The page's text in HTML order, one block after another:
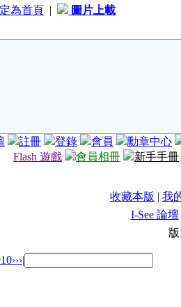
為首頁 | 圖片上載
註冊 登錄 會員
勳章中心
Flash 遊戲
會員相冊 新手手冊
收藏本版 | 我
I-See 論壇
10›››|